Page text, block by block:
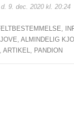
9. dec. 2020 kl. 20:24
ALMINDELIG
ARTIKEL, PANDION